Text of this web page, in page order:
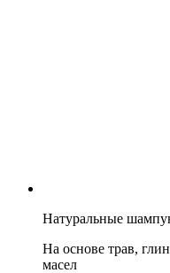
Натуральные
На основе трав,
масел